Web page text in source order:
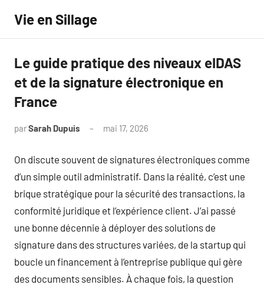
contenu
Vie en Sillage
Le guide pratique des niveaux eIDAS
et de la signature électronique en
France
parSarah Dupuis mai 17, 2026
On discute souvent de signatures électroniques comme
d’un simple outil administratif. Dans la réalité, c’est une
brique stratégique pour la sécurité des transactions, la
conformité juridique et l’expérience client. J’ai passé
une bonne décennie à déployer des solutions de
signature dans des structures variées, de la startup qui
boucle un financement à l’entreprise publique qui gère
des documents sensibles. À chaque fois, la question